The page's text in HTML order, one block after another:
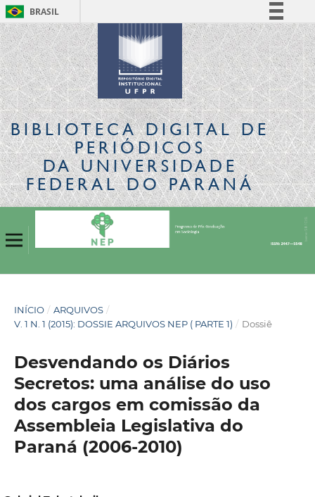
BRASIL
Simplifique!
Comunica BR
Participe
Acesso à informação
Legislação
Canais
BIBLIOTECA DIGITALDE
PERIÓDICOS
DA UNIVERSIDADE
FEDERAL DO PARANÁ
INÍCIO / ARQUIVOS /
V. 1 N. 1 (2015): DOSSIE ARQUIVOS NEP ( PARTE 1) / Dossiê
Desvendando os Diários
Secretos: uma análise do uso
dos cargos em comissão da
Assembleia Legislativa do
Paraná (2006-2010)